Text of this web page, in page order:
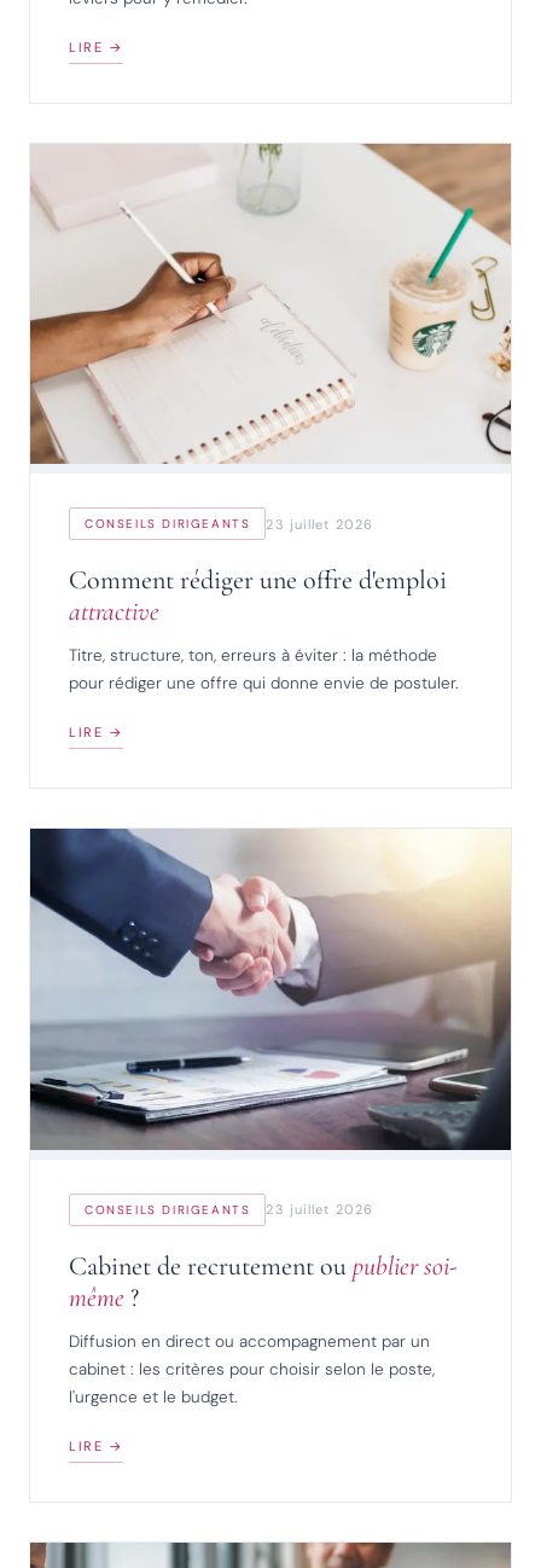
LIRE →
CONSEILS DIRIGEANTS 23 juillet 2026
Comment rédiger une offre d'emploi
attractive
Titre, structure, ton, erreurs à éviter : la méthode
pour rédiger une offre qui donne envie de postuler.
LIRE →
CONSEILS DIRIGEANTS 23 juillet 2026
Cabinet de recrutement oupublier soi-
même ?
Diffusion en direct ou accompagnement par un
cabinet : les critères pour choisir selon le poste,
l'urgence et le budget.
LIRE →